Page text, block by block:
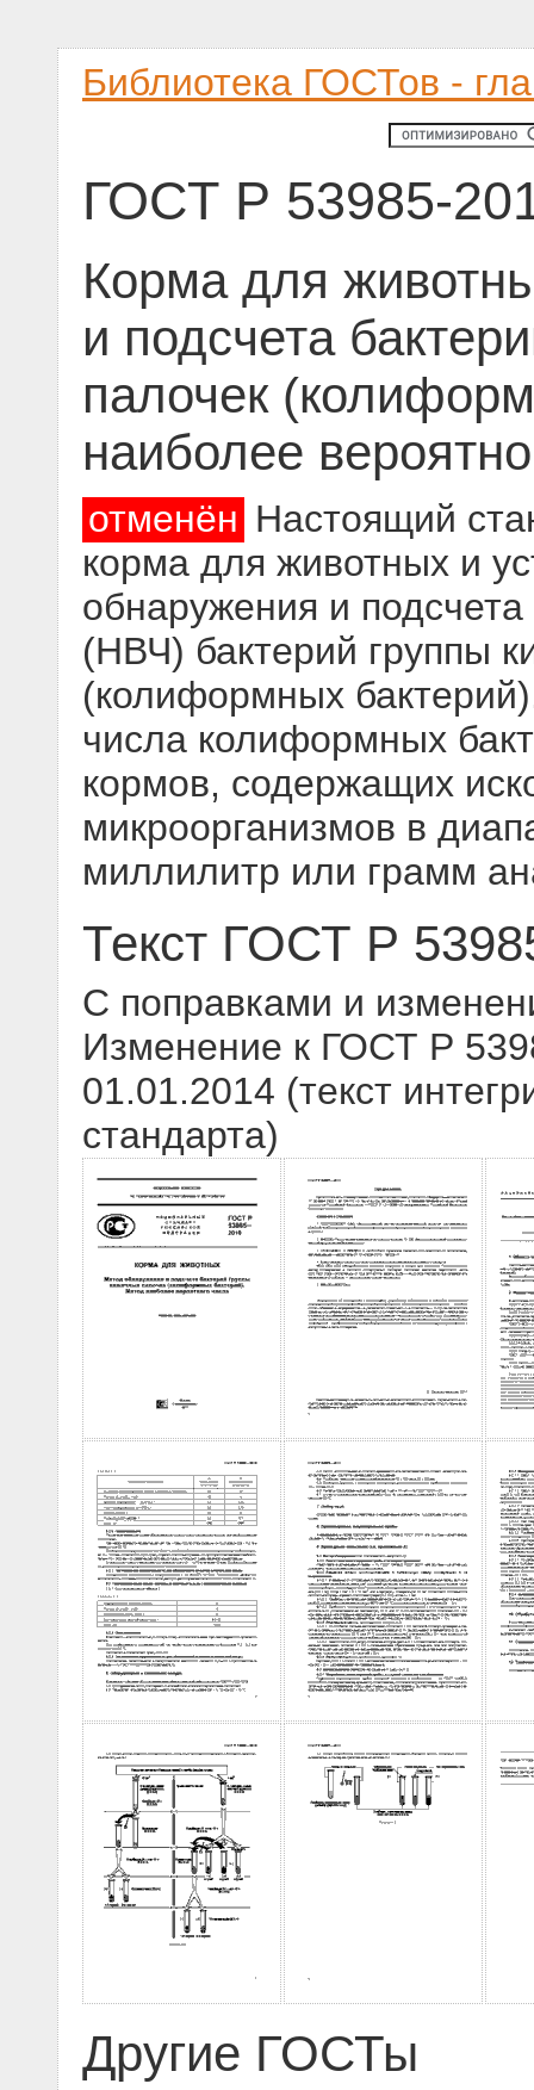
Библиотека ГОСТов -
ГОСТ Р 53985-
Корма для
и подсчета
палочек
наиболее
отменён Настоящий
корма для животных и
обнаружения и
(НВЧ) бактерий группы
(колиформных
числа колиформных
кормов, содержащих
микроорганизмов в
миллилитр или грамм
Текст ГОСТ Р
С поправками и
Изменение к ГОСТ Р
01.01.2014 (текст
стандарта)
Другие ГОСТы